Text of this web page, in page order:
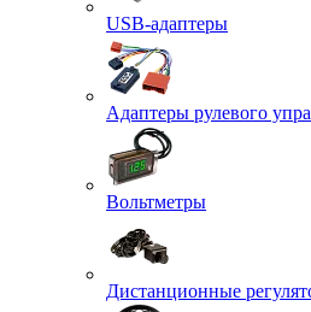
USB-адаптеры
Адаптеры рулевого
Вольтметры
Дистанционные